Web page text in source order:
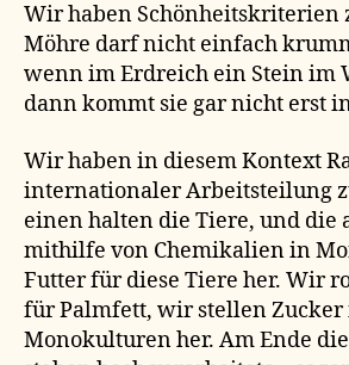
Wir haben Schönheitskriterien
Möhre darf nicht einfach
wenn im Erdreich ein Stein im
dann kommt sie gar nicht erst
Wir haben in diesem Kontext
internationaler Arbeitsteilung
einen halten die Tiere, und die
mithilfe von Chemikalien in
Futter für diese Tiere her. Wir
für Palmfett, wir stellen
Monokulturen her. Am Ende